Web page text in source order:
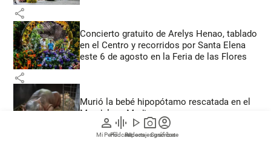
person
Mi Perfil
graphic_eq
Pódcast
play_arrow
Videos
photo_camera
Reportajes gráficos
account_circle
Suscríbete
share
Concierto gratuito de Arelys Henao, tablado
en el Centro y recorridos por Santa Elena
este 6 de agosto en la Feria de las Flores
share
Murió la bebé hipopótamo rescatada en el
Magdalena Medio